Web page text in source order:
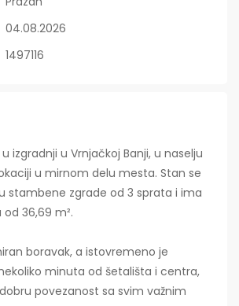
04.08.2026
1497116
izgradnji u Vrnjačkoj Banji, u naselju
u mirnom delu mesta. Stan se
stambene zgrade od 3 sprata i ima
36,69 m².
boravak, a istovremeno je
minuta od šetališta i centra,
povezanost sa svim važnim